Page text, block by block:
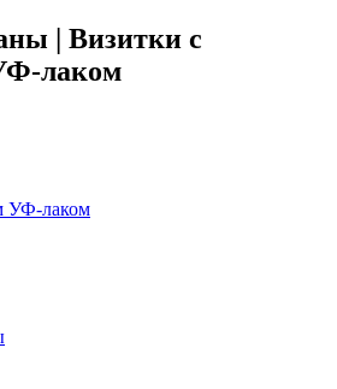
| Визитки с
лаком
УФ-лаком